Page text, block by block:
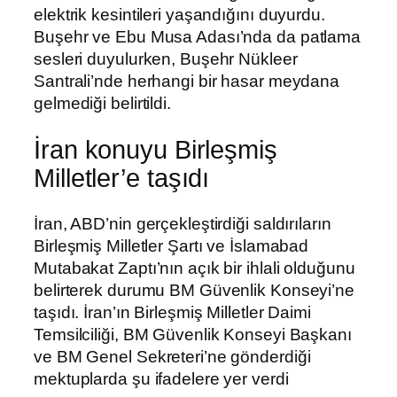
elektrik kesintileri yaşandığını duyurdu.
Buşehr ve Ebu Musa Adası’nda da patlama
sesleri duyulurken, Buşehr Nükleer
Santrali’nde herhangi bir hasar meydana
gelmediği belirtildi.
İran konuyu Birleşmiş
Milletler’e taşıdı
İran, ABD’nin gerçekleştirdiği saldırıların
Birleşmiş Milletler Şartı ve İslamabad
Mutabakat Zaptı’nın açık bir ihlali olduğunu
belirterek durumu BM Güvenlik Konseyi’ne
taşıdı. İran’ın Birleşmiş Milletler Daimi
Temsilciliği, BM Güvenlik Konseyi Başkanı
ve BM Genel Sekreteri’ne gönderdiği
mektuplarda şu ifadelere yer verdi